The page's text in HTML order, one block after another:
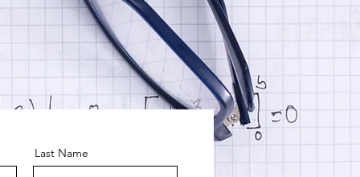
Last Name